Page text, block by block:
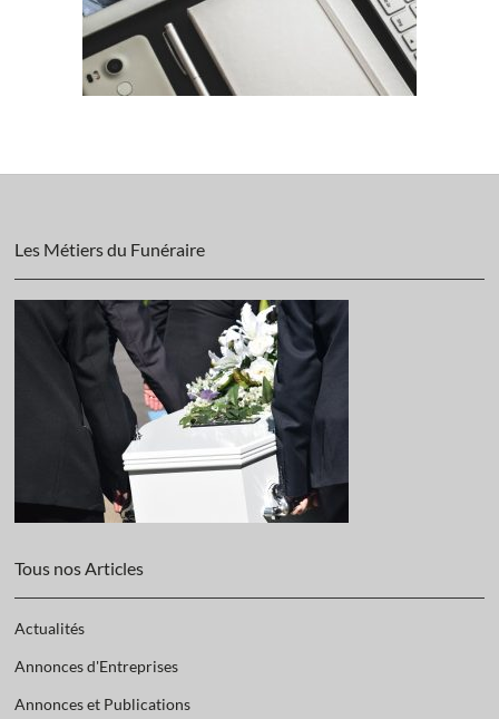
Les Métiers du Funéraire
Tous nos Articles
Actualités
Annonces d'Entreprises
Annonces et Publications